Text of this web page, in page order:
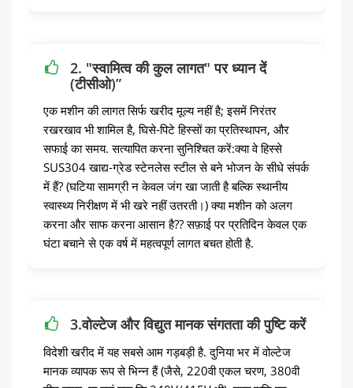
2. "स्वामित्व की कुल लागत" पर ध्यान दें
(टीसीओ)”
एक मशीन की लागत सिर्फ खरीद मूल्य नहीं है; इसमें निरंतर
रखरखाव भी शामिल है, घिसे-पिटे हिस्सों का प्रतिस्थापन, और
सफाई का समय. सत्यापित करना सुनिश्चित करें:क्या वे हिस्से
SUS304 खाद्य-ग्रेड स्टेनलेस स्टील से बने भोजन के सीधे संपर्क
में हैं? (घटिया सामग्री न केवल जंग खा जाती है बल्कि स्थानीय
स्वास्थ्य निरीक्षण में भी खरे नहीं उतरती।) क्या मशीन को अलग
करना और साफ करना आसान है?? सफ़ाई पर प्रतिदिन केवल एक
घंटा बचाने से एक वर्ष में महत्वपूर्ण लागत बचत होती है.
3.वोल्टेज और विद्युत मानक संगतता की पुष्टि करें
विदेशी खरीद में यह सबसे आम गड़बड़ी है. दुनिया भर में वोल्टेज
मानक व्यापक रूप से भिन्न हैं (जैसे, 220वी एकल चरण, 380वी